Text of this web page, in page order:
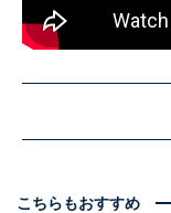
こちらもおすすめ